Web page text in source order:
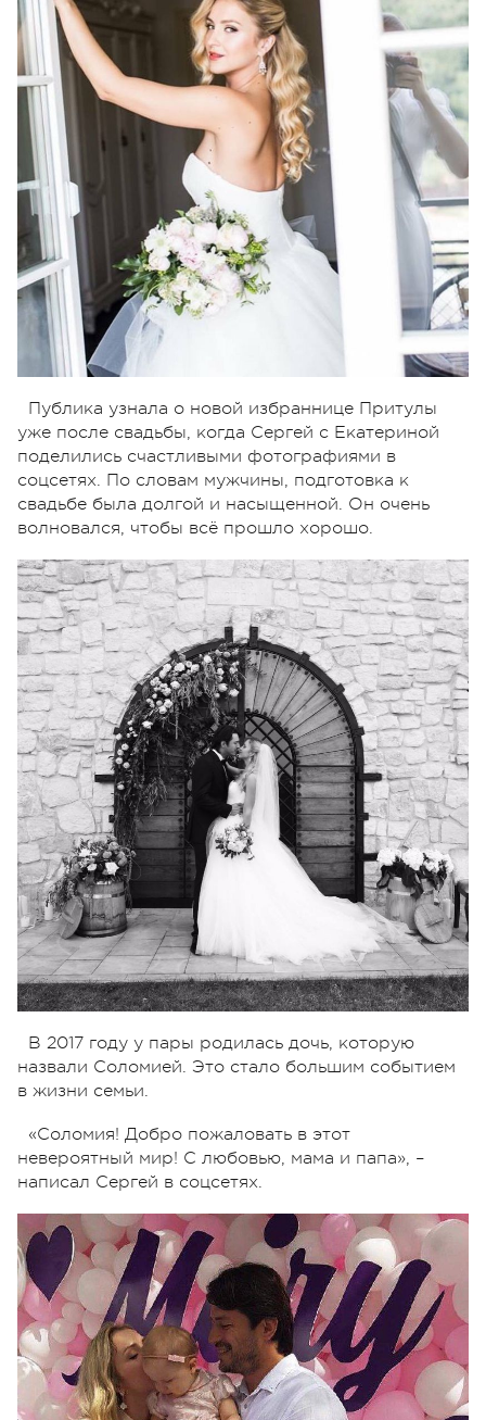
Публика узнала о новой избраннице Притулы
уже после свадьбы, когда Сергей с Екатериной
поделились счастливыми фотографиями в
соцсетях. По словам мужчины, подготовка к
свадьбе была долгой и насыщенной. Он очень
волновался, чтобы всё прошло хорошо.
В 2017 году у пары родилась дочь, которую
назвали Соломией. Это стало большим событием
в жизни семьи.
«Соломия! Добро пожаловать в этот
невероятный мир! С любовью, мама и папа», –
написал Сергей в соцсетях.